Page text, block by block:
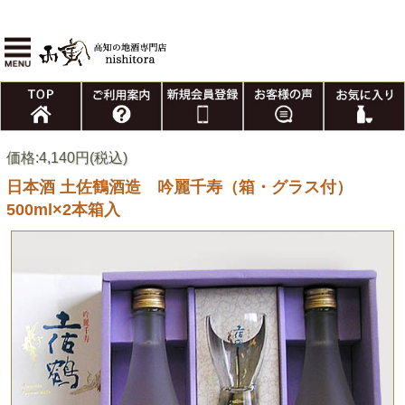
価格:4,140円(税込)
日本酒 土佐鶴酒造 吟麗千寿（箱・グラス付）
500ml×2本箱入